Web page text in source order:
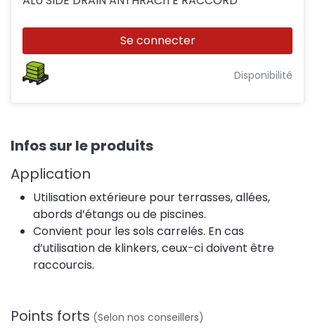
Se connecter
Disponibilité
Infos sur le produits
Application
Utilisation extérieure pour terrasses, allées,
abords d’étangs ou de piscines.
Convient pour les sols carrelés. En cas
d’utilisation de klinkers, ceux-ci doivent être
raccourcis.
Points forts (Selon nos conseillers)